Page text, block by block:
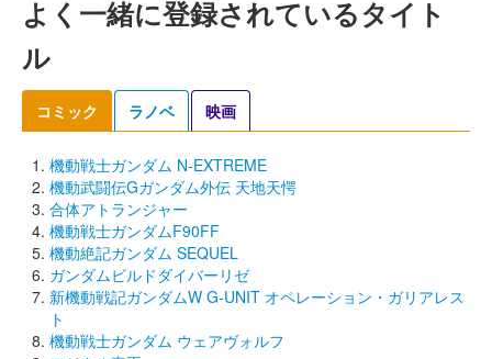
よく一緒に登録されているタイト
ル
コミック ラノベ 映画
機動戦士ガンダム N-EXTREME
機動武闘伝Gガンダム外伝 天地天愕
合体アトランジャー
機動戦士ガンダムF90FF
機動絶記ガンダム SEQUEL
ガンダムビルドダイバーリゼ
新機動戦記ガンダムW G-UNIT オペレーション・ガリアレス
ト
機動戦士ガンダム ウェアヴォルフ